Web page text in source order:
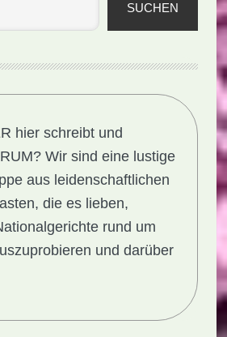
SUCHEN
hier schreibt und
Wir sind eine lustige
aus leidenschaftlichen
die es lieben,
rund um
und darüber